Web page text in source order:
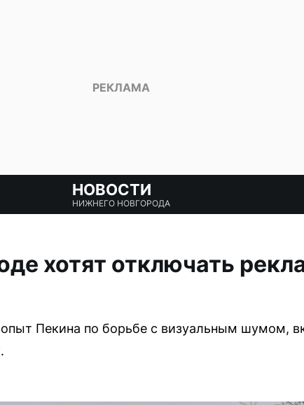
НОВОСТИ
НИЖНЕГО НОВГОРОДА
хотят отключать
Пекина по борьбе с визуальным шумом,